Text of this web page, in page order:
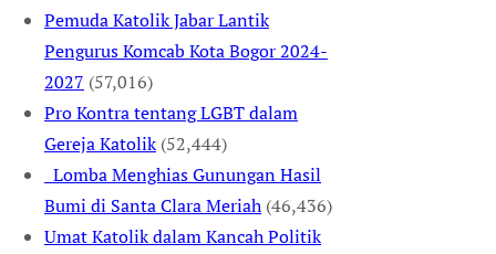
Pemuda Katolik Jabar Lantik
Pengurus Komcab Kota Bogor 2024-
2027 (57,016)
Pro Kontra tentang LGBT dalam
Gereja Katolik (52,444)
Lomba Menghias Gunungan Hasil
Bumi di Santa Clara Meriah (46,436)
Umat Katolik dalam Kancah Politik